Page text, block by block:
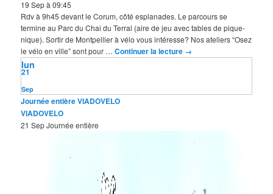
19 Sep à 09:45
Rdv à 9h45 devant le Corum, côté esplanades. Le parcours se
termine au Parc du Chai du Terral (aire de jeu avec tables de pique-
nique). Sortir de Montpellier à vélo vous intéresse? Nos ateliers “Osez
le vélo en ville” sont pour …Continuer la lecture →
Sep
21
lun
Journée entièreVIADOVELO
VIADOVELO
21 SepJournée entière